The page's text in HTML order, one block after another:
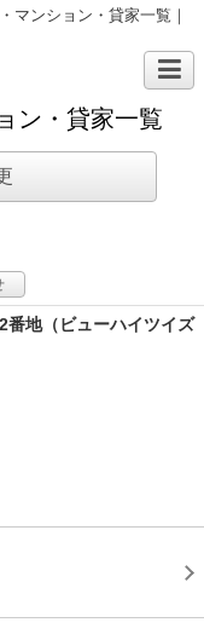
マンション・貸家一覧｜
ン・貸家一覧
番地（ビューハイツイズ